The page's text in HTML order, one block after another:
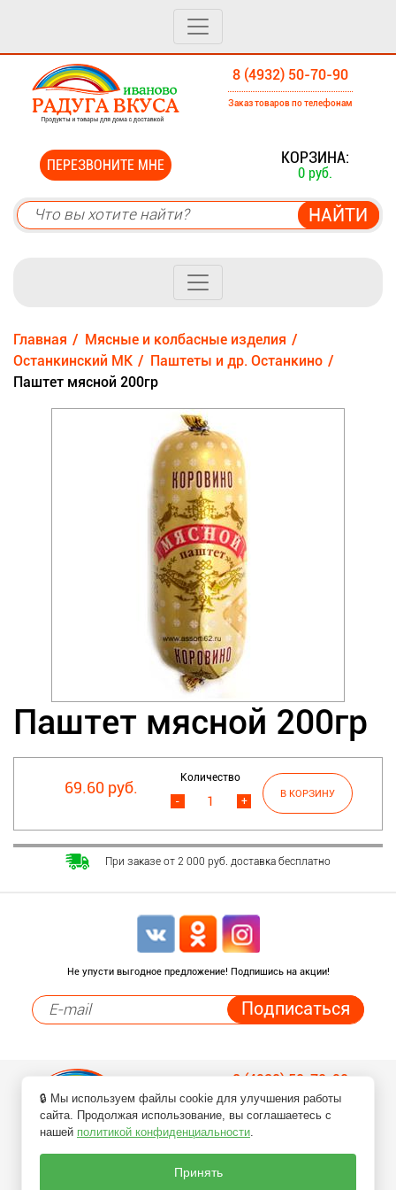
8 (4932) 50-70-90
Заказ товаров по телефонам
ПЕРЕЗВОНИТЕ МНЕ КОРЗИНА:
0 руб.
Главная
Мясные и колбасные изделия
Останкинский МК
Паштеты и др. Останкино
Паштет мясной 200гр
Паштет мясной 200гр
69.60 руб.
Количество
+
-
При заказе от 2 000 руб. доставка бесплатно
Не упусти выгодное предложение! Подпишись на акции!
8 (4932) 50-70-90
Заказ товаров по телефонам
🔒 Мы используем файлы cookie для улучшения работы
сайта. Продолжая использование, вы соглашаетесь с
нашей политикой конфиденциальности.
Принять